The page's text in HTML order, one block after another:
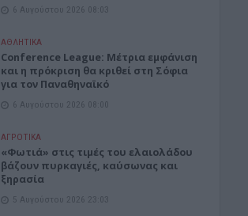
6 Αυγούστου 2026 08:03
ΑΘΛΗΤΙΚΑ
Conference League: Μέτρια εμφάνιση
και η πρόκριση θα κριθεί στη Σόφια
για τον Παναθηναϊκό
6 Αυγούστου 2026 08:00
ΑΓΡΟΤΙΚΑ
«Φωτιά» στις τιμές του ελαιολάδου
βάζουν πυρκαγιές, καύσωνας και
ξηρασία
5 Αυγούστου 2026 23:03